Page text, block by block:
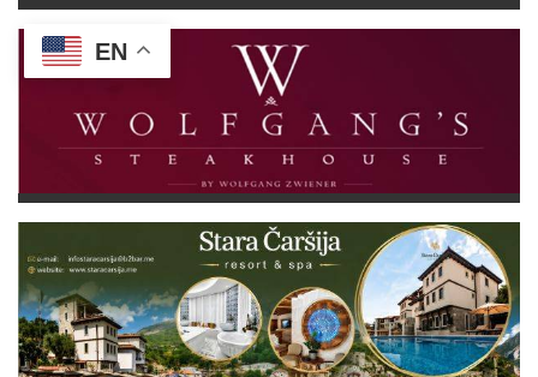
EN